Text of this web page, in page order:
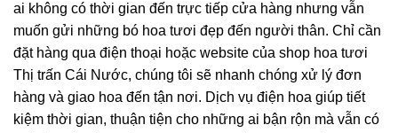
ai không có thời gian đến trực tiếp cửa hàng nhưng vẫn
muốn gửi những bó hoa tươi đẹp đến người thân. Chỉ cần
đặt hàng qua điện thoại hoặc website của shop hoa tươi
Thị trấn Cái Nước, chúng tôi sẽ nhanh chóng xử lý đơn
hàng và giao hoa đến tận nơi. Dịch vụ điện hoa giúp tiết
kiệm thời gian, thuận tiện cho những ai bận rộn mà vẫn có